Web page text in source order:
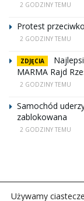
2 GODZINY TEMU
Protest
2 GODZINY TEMU
ZDJĘCIA
MARMA Rajd
2 GODZINY TEMU
Samochód
zablokowana
2 GODZINY TEMU
Używamy